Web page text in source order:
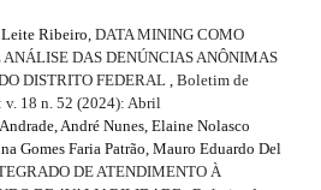
Ribeiro, DATA MINING COMO
DAS DENÚNCIAS ANÔNIMAS
DISTRITO FEDERAL Boletim de
18 n. 52 (2024): Abril
André Nunes, Elaine Nolasco
Gomes Faria Patrão, Mauro Eduardo Del
DE ATENDIMENTO À